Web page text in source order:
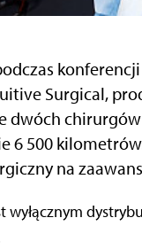
Surgical,
dwóch
6 500
na